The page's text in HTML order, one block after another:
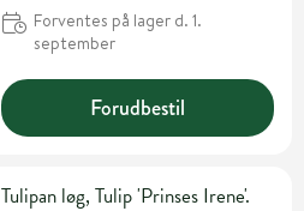
Forventes på lager d. 1.
september
Forudbestil
Tulipan løg, Tulip 'Prinses Irene'.